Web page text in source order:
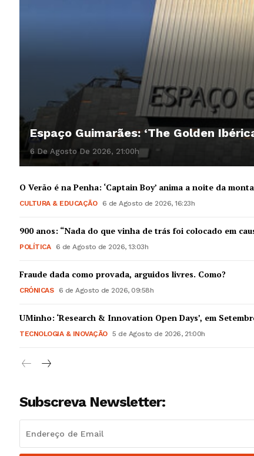
Espaço Guimarães: ‘The Golden
6 De Agosto De 2026, 21:00h
O Verão é na Penha: ‘Captain Boy’ anima a noite da
CULTURA & EDUCAÇÃO 6 de Agosto de 2026, 16:23h
900 anos: “Nada do que vinha de trás foi colocado em
POLÍTICA 6 de Agosto de 2026, 13:03h
Fraude dada como provada, arguidos livres. Como?
CRÓNICAS 6 de Agosto de 2026, 09:58h
UMinho: ‘Research & Innovation Open Days’, em
TECNOLOGIA & INOVAÇÃO 5 de Agosto de 2026, 21:00h
Subscreva Newsletter: